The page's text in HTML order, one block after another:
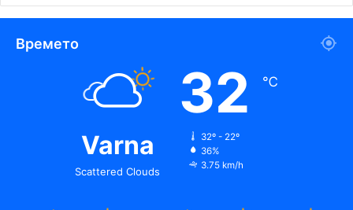
Времето
Varna
Scattered Clouds
32 ℃
32º - 22º
36%
3.75 km/h